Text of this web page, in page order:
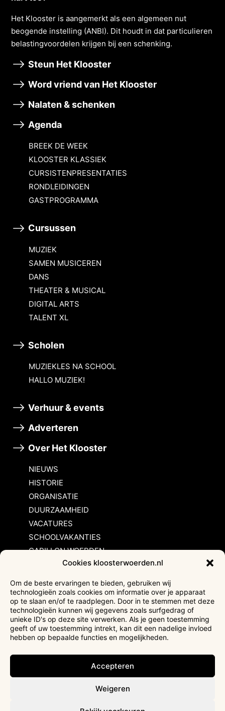
Cookies kloosterwoerden.nl
Om de beste ervaringen te bieden, gebruiken wij
technologieën zoals cookies om informatie over je apparaat
op te slaan en/of te raadplegen. Door in te stemmen met deze
technologieën kunnen wij gegevens zoals surfgedrag of
unieke ID's op deze site verwerken. Als je geen toestemming
geeft of uw toestemming intrekt, kan dit een nadelige invloed
hebben op bepaalde functies en mogelijkheden.
Accepteren
Weigeren
Het Klooster is aangemerkt als een algemeen nut
beogende instelling (ANBI). Dit houdt in dat particulieren
belastingvoordelen krĳgen bĳ een schenking.
Steun Het Klooster
Word vriend van Het Klooster
Nalaten & schenken
Agenda
BREEK DE WEEK
KLOOSTER KLASSIEK
CURSISTENPRESENTATIES
RONDLEIDINGEN
GASTPROGRAMMA
Cursussen
MUZIEK
SAMEN MUSICEREN
DANS
THEATER & MUSICAL
DIGITAL ARTS
TALENT XL
Scholen
MUZIEKLES NA SCHOOL
HALLO MUZIEK!
Verhuur & events
Adverteren
Over Het Klooster
NIEUWS
HISTORIE
ORGANISATIE
DUURZAAMHEID
VACATURES
SCHOOLVAKANTIES
CARILLON WOERDEN
Inschrijvingsvoorwaarden
Bezoekersvoorwaarden
Huurvoorwaarden
Privacyverklaring
Ticketverkoop